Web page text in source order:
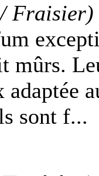
Fraisier)
mûrs.
adaptée
sont f...